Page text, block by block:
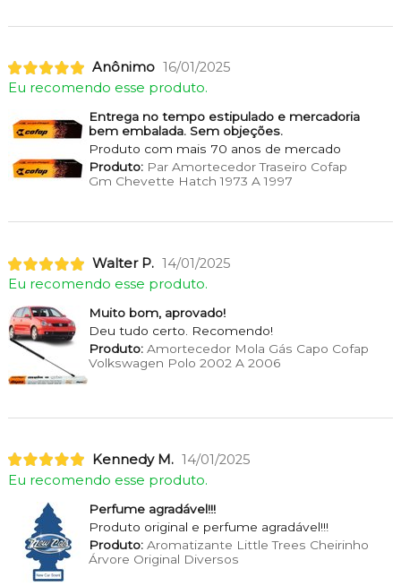
Anônimo 16/01/2025
Eu recomendo esse produto.
Entrega no tempo estipulado e mercadoria
bem embalada. Sem objeções.
Produto com mais 70 anos de mercado
Produto:Par Amortecedor Traseiro Cofap
Gm Chevette Hatch 1973 A 1997
Walter P. 14/01/2025
Eu recomendo esse produto.
Muito bom, aprovado!
Deu tudo certo. Recomendo!
Produto:Amortecedor Mola Gás Capo Cofap
Volkswagen Polo 2002 A 2006
Kennedy M. 14/01/2025
Eu recomendo esse produto.
Perfume agradável!!!
Produto original e perfume agradável!!!
Produto:Aromatizante Little Trees Cheirinho
Árvore Original Diversos